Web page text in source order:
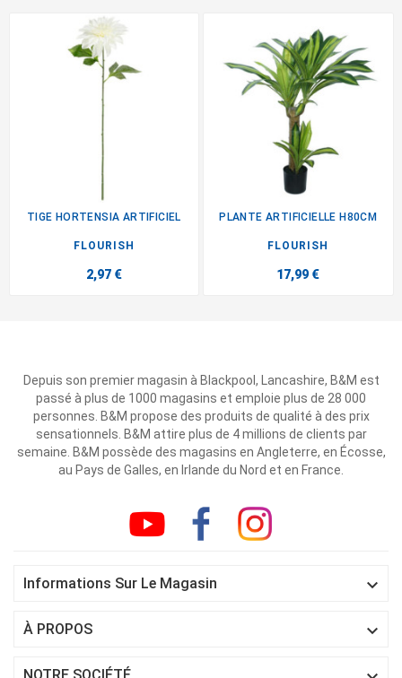
TIGE HORTENSIA ARTIFICIEL
FLOURISH
2,97 €
PLANTE ARTIFICIELLE H80CM
FLOURISH
17,99 €
Depuis son premier magasin à Blackpool, Lancashire, B&M est
passé à plus de 1000 magasins et emploie plus de 28 000
personnes. B&M propose des produits de qualité à des prix
sensationnels. B&M attire plus de 4 millions de clients par
semaine. B&M possède des magasins en Angleterre, en Écosse,
au Pays de Galles, en Irlande du Nord et en France.
Informations Sur Le Magasin 
À PROPOS 